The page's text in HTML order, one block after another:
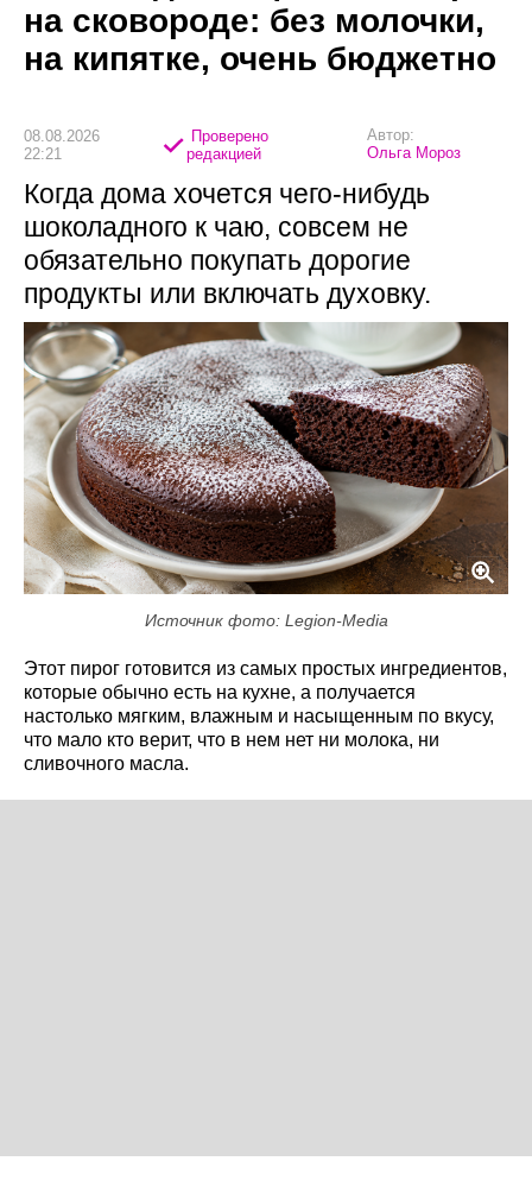
на сковороде: без молочки,
на кипятке, очень бюджетно
08.08.2026
22:21
Проверено
редакцией
Автор:
Ольга Мороз
Когда дома хочется чего-нибудь
шоколадного к чаю, совсем не
обязательно покупать дорогие
продукты или включать духовку.
Источник фото: Legion-Media
Этот пирог готовится из самых простых ингредиентов,
которые обычно есть на кухне, а получается
настолько мягким, влажным и насыщенным по вкусу,
что мало кто верит, что в нем нет ни молока, ни
сливочного масла.